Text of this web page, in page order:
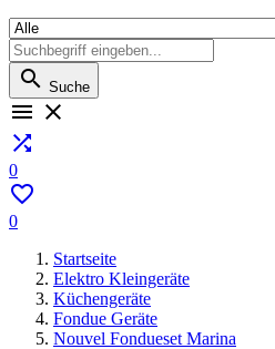
 Suche
 

0

0
Startseite
Elektro Kleingeräte
Küchengeräte
Fondue Geräte
Nouvel Fondueset Marina